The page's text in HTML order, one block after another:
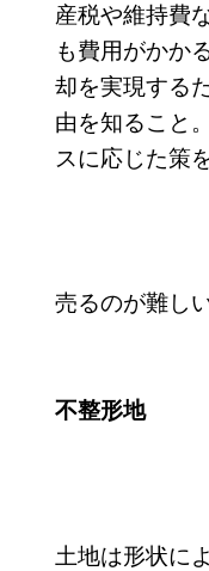
産税や維持費
も費用がかか
却を実現する
由を知ること
スに応じた策
売るのが難し
不整形地
土地は形状に